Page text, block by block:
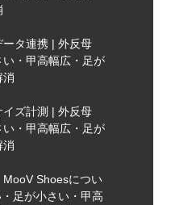
ータ連携 | 外反母
・甲高幅広・足が
消
イズ計測 | 外反母
・甲高幅広・足が
消
MooV Shoesについ
足が小さい・甲高